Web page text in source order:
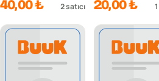
40,00 ₺ 2satıcı 20,00 ₺ 1